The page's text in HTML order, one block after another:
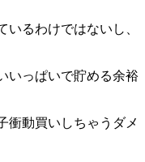
るわけではないし、
いっぱいで貯める余裕
衝動買いしちゃうダメ